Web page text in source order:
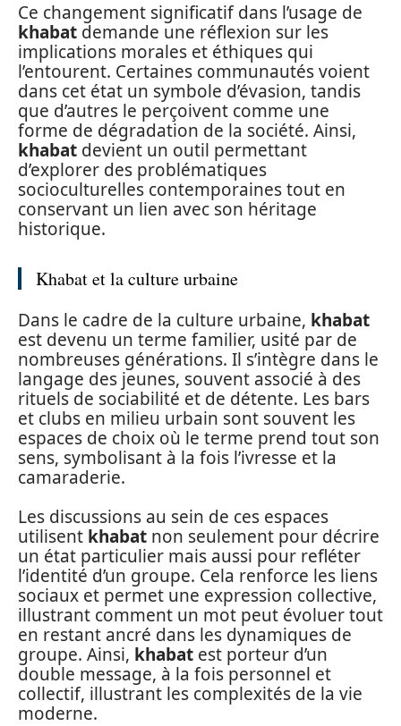
Ce changement significatif dans l’usage de
khabat demande une réflexion sur les
implications morales et éthiques qui
l’entourent. Certaines communautés voient
dans cet état un symbole d’évasion, tandis
que d’autres le perçoivent comme une
forme de dégradation de la société. Ainsi,
khabat devient un outil permettant
d’explorer des problématiques
socioculturelles contemporaines tout en
conservant un lien avec son héritage
historique.
Khabat et la culture urbaine
Dans le cadre de la culture urbaine, khabat
est devenu un terme familier, usité par de
nombreuses générations. Il s’intègre dans le
langage des jeunes, souvent associé à des
rituels de sociabilité et de détente. Les bars
et clubs en milieu urbain sont souvent les
espaces de choix où le terme prend tout son
sens, symbolisant à la fois l’ivresse et la
camaraderie.
Les discussions au sein de ces espaces
utilisent khabat non seulement pour décrire
un état particulier mais aussi pour refléter
l’identité d’un groupe. Cela renforce les liens
sociaux et permet une expression collective,
illustrant comment un mot peut évoluer tout
en restant ancré dans les dynamiques de
groupe. Ainsi, khabat est porteur d’un
double message, à la fois personnel et
collectif, illustrant les complexités de la vie
moderne.